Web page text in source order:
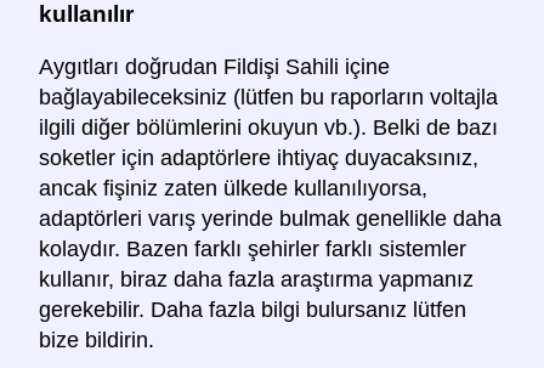
kullanılır
Aygıtları doğrudan Fildişi Sahili içine
bağlayabileceksiniz (lütfen bu raporların voltajla
ilgili diğer bölümlerini okuyun vb.). Belki de bazı
soketler için adaptörlere ihtiyaç duyacaksınız,
ancak fişiniz zaten ülkede kullanılıyorsa,
adaptörleri varış yerinde bulmak genellikle daha
kolaydır. Bazen farklı şehirler farklı sistemler
kullanır, biraz daha fazla araştırma yapmanız
gerekebilir. Daha fazla bilgi bulursanız lütfen
bize bildirin.